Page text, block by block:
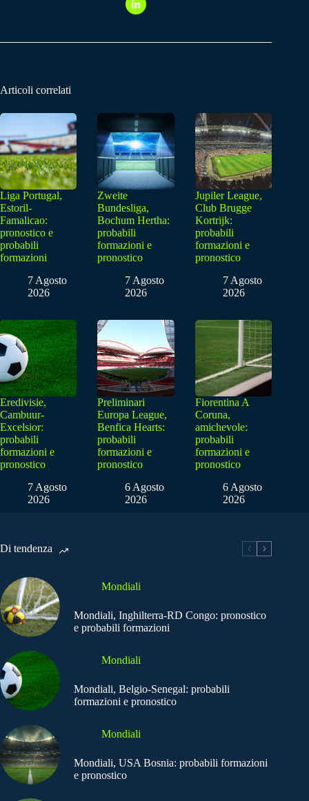
Articoli correlati
Liga Portugal,
Estoril-
Famalicao:
pronostico e
probabili
formazioni
7 Agosto
2026
Zweite
Bundesliga,
Bochum Hertha:
probabili
formazioni e
pronostico
7 Agosto
2026
Jupiler League,
Club Brugge
Kortrijk:
probabili
formazioni e
pronostico
7 Agosto
2026
Eredivisie,
Cambuur-
Excelsior:
probabili
formazioni e
pronostico
7 Agosto
2026
Preliminari
Europa League,
Benfica Hearts:
probabili
formazioni e
pronostico
6 Agosto
2026
Fiorentina A
Coruna,
amichevole:
probabili
formazioni e
pronostico
6 Agosto
2026
Di tendenza
Mondiali
Mondiali, Inghilterra-RD Congo: pronostico
e probabili formazioni
Mondiali
Mondiali, Belgio-Senegal: probabili
formazioni e pronostico
Mondiali
Mondiali, USA Bosnia: probabili formazioni
e pronostico